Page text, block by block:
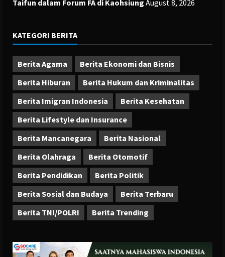
Taifun dalam Forum FA di Kaohsiung August 8, 2026
KATEGORI BERITA
Berita Agama
Berita Ekonomi dan Bisnis
Berita Hiburan
Berita Hukum dan Kriminalitas
Berita Imigran Indonesia
Berita Kesehatan
Berita Lifestyle dan Insurance
Berita Mancanegara
Berita Nasional
Berita Olahraga
Berita Otomotif
Berita Pendidikan
Berita Politik
Berita Sosial dan Budaya
Berita Terbaru
Berita TNI/POLRI
Berita Trending